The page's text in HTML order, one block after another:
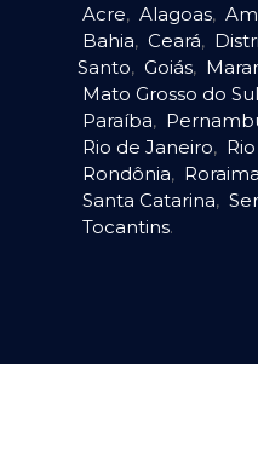
Acre, Alagoas,
Bahia, Ceará,
Santo, Goiás,
Mato Grosso do Sul
Paraíba,
Rio de Janeiro,
Rondônia, Roraima
Santa Catarina,
Tocantins.